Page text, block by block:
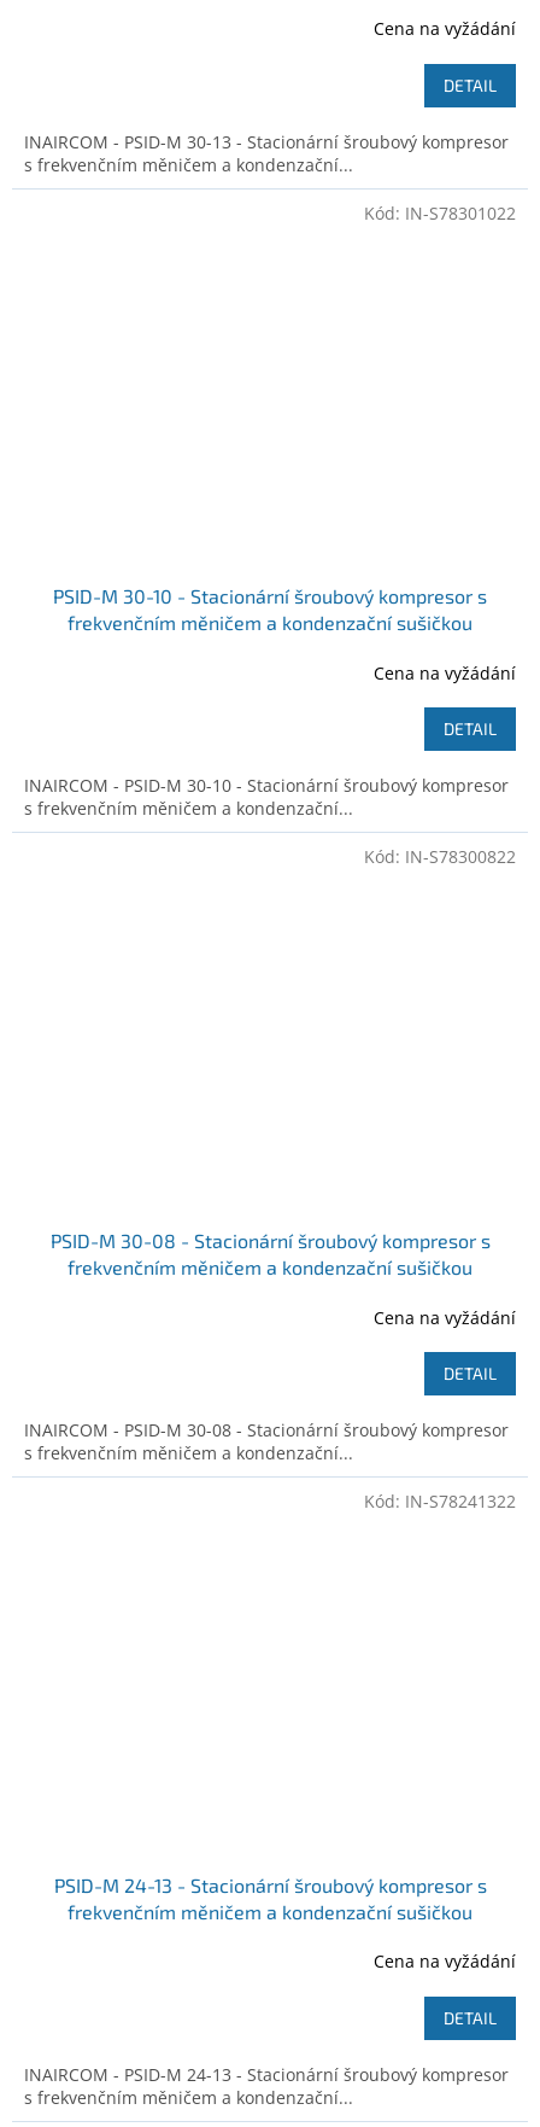
Cena na vyžádání
DETAIL
INAIRCOM - PSID-M 30-13 - Stacionární šroubový kompresor
s frekvenčním měničem a kondenzační...
PSID-M 30-10 - Stacionární šroubový kompresor s
frekvenčním měničem a kondenzační sušičkou
Cena na vyžádání
DETAIL
INAIRCOM - PSID-M 30-10 - Stacionární šroubový kompresor
s frekvenčním měničem a kondenzační...
Kód: IN-S78301022
PSID-M 30-08 - Stacionární šroubový kompresor s
frekvenčním měničem a kondenzační sušičkou
Cena na vyžádání
DETAIL
INAIRCOM - PSID-M 30-08 - Stacionární šroubový kompresor
s frekvenčním měničem a kondenzační...
Kód: IN-S78300822
PSID-M 24-13 - Stacionární šroubový kompresor s
frekvenčním měničem a kondenzační sušičkou
Cena na vyžádání
DETAIL
INAIRCOM - PSID-M 24-13 - Stacionární šroubový kompresor
s frekvenčním měničem a kondenzační...
Kód: IN-S78241322